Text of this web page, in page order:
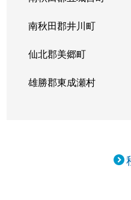
南秋田郡井川町
仙北郡美郷町
雄勝郡東成瀬村